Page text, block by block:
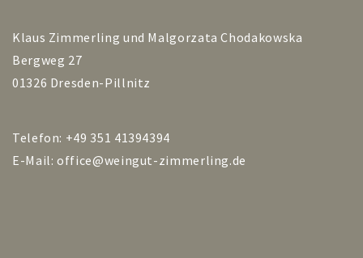
Klaus Zimmerling und Malgorzata Chodakowska
Bergweg 27
01326 Dresden-Pillnitz
Telefon: +49 351 41394394
E-Mail:office@weingut-zimmerling.de